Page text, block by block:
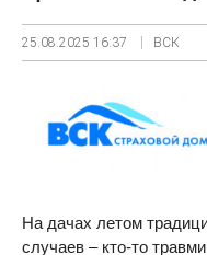
25.08.2025 16:37 ВСК
На дачах летом
случаев – кто-то